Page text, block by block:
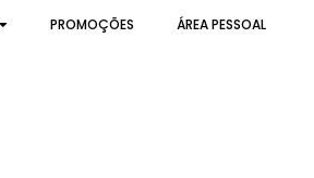
PROMOÇÕES ÁREA PESSOAL